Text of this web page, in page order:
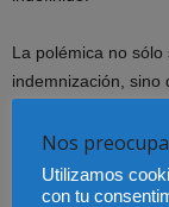
La polémica no
indemnización, sino
mensualidades).
trabajador con
a efectos de
Nos
Utilizamos
con tu